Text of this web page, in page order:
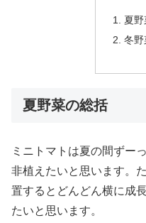
夏
冬野
夏野菜の総括
ミニトマトは夏の間ずー
非植えたいと思います。
置するとどんどん横に成
たいと思います。